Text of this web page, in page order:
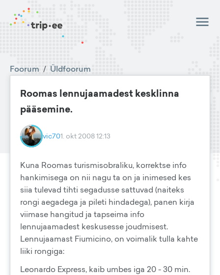
Foorum / Üldfoorum
Roomas lennujaamadest kesklinna
pääsemine.
vic701. okt 2008 12:13
Kuna Roomas turismisobraliku, korrektse info
hankimisega on nii nagu ta on ja inimesed kes
siia tulevad tihti segadusse sattuvad (naiteks
rongi aegadega ja pileti hindadega), panen kirja
viimase hangitud ja tapseima info
lennujaamadest keskusesse joudmisest.
Lennujaamast Fiumicino, on voimalik tulla kahte
liiki rongiga:
Leonardo Express, kaib umbes iga 20 - 30 min.